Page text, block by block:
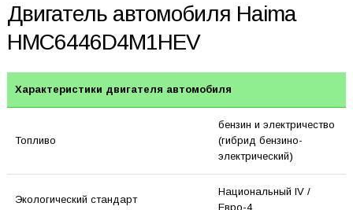
Двигатель автомобиля Haima
HMC6446D4M1HEV
Характеристики двигателя автомобиля
Топливо
бензин и электричество
(гибрид бензино-
электрический)
Экологический стандарт
Национальный IV /
Евро-4